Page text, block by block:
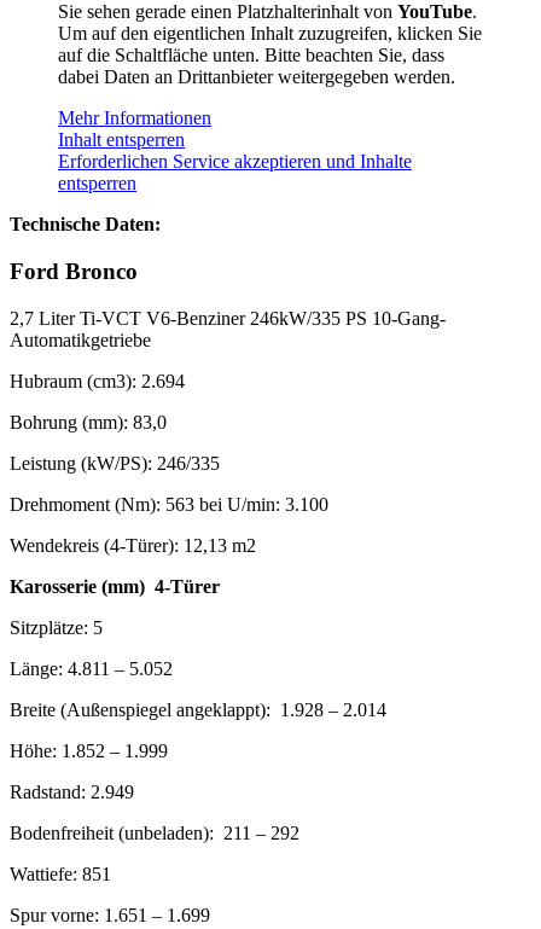
Sie sehen gerade einen Platzhalterinhalt von YouTube.
Um auf den eigentlichen Inhalt zuzugreifen, klicken Sie
auf die Schaltfläche unten. Bitte beachten Sie, dass
dabei Daten an Drittanbieter weitergegeben werden.
Mehr Informationen
Inhalt entsperren
Erforderlichen Service akzeptieren und Inhalte
entsperren
Technische Daten:
Ford Bronco
2,7 Liter Ti-VCT V6-Benziner 246kW/335 PS 10-Gang-
Automatikgetriebe
Hubraum (cm3): 2.694
Bohrung (mm): 83,0
Leistung (kW/PS): 246/335
Drehmoment (Nm): 563 bei U/min: 3.100
Wendekreis (4-Türer): 12,13 m2
Karosserie (mm) 4-Türer
Sitzplätze: 5
Länge: 4.811 – 5.052
Breite (Außenspiegel angeklappt): 1.928 – 2.014
Höhe: 1.852 – 1.999
Radstand: 2.949
Bodenfreiheit (unbeladen): 211 – 292
Wattiefe: 851
Spur vorne: 1.651 – 1.699